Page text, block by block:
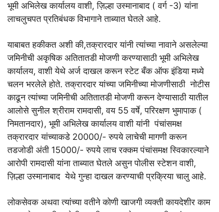
भूमी अभिलेख कार्यालय वाशी, ज़िल्हा उस्मानाबाद ( वर्ग -3) यांना
लाचलुचपत प्रतिबंधक विभागाने ताब्यात घेतले आहे.
याबाबत हकीकत अशी की,तक्रारदार यांनी त्यांच्या नावाने असलेल्या
जमिनीची अकृषिक अतितातडी मोजणी करण्यासाठी भूमी अभिलेख
कार्यालय, वाशी येथे अर्ज दाखल करून स्टेट बँक ऑफ इंडिया मध्ये
चलन भरलेले होते. तक्रारदार यांच्या जमिनीच्या मोजणीसाठी नोटीस
काढून त्यांच्या जमिनीची अतितातडी मोजणी करून देण्यासाठी यातील
आलोसे सुनील श्रीराम रामदासी, वय 55 वर्षे, परिरक्षण भुमापाक (
निमतानदार), भूमी अभिलेख कार्यालय वाशी यांनी पंचांसमक्ष
तक्रारदार यांच्याकडे 20000/- रुपये लाचेची मागणी करून
तडजोडी अंती 15000/- रुपये लाच रक्कम पंचांसमक्ष स्विकारल्याने
आरोपी रामदासी यांना ताब्यात घेतले असुन पोलीस स्टेशन वाशी,
ज़िल्हा उस्मानाबाद येथे गुन्हा दाखल करण्याची प्रक्रिया चालु आहे.
लोकसेवक अथवा त्यांच्या वतीने कोणी खाजगी व्यक्ती कायदेशीर काम